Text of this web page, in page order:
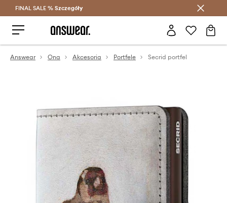
Oszczędzaj z Answear Club >
FINAL SALE % Szczegóły
Answear Ona Akcesoria Portfele Secrid portfel